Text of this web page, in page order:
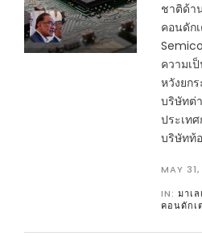
ชาติด้า
คอนดัก
ความเ
หวังยก
บริษัทต่
ประเท
บริษัทท้
MAY
IN: มาเล
คอนดักเ